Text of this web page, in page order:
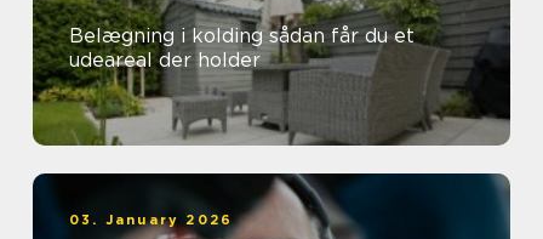
Belægning i kolding sådan får du et
udeareal der holder
03. January 2026